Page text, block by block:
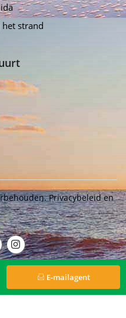
strand
Privacybeleiden
E-mailagent